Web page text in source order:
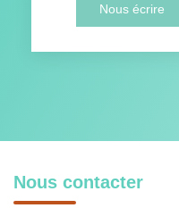
Nous écrire
Nous contacter